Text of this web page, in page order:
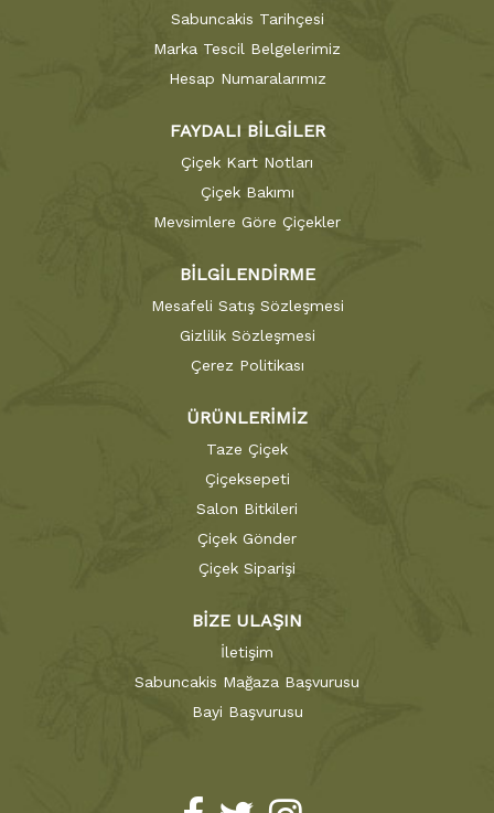
Sabuncakis Tarihçesi
Marka Tescil Belgelerimiz
Hesap Numaralarımız
FAYDALI BİLGİLER
Çiçek Kart Notları
Çiçek Bakımı
Mevsimlere Göre Çiçekler
BİLGİLENDİRME
Mesafeli Satış Sözleşmesi
Gizlilik Sözleşmesi
Çerez Politikası
ÜRÜNLERİMİZ
Taze Çiçek
Çiçeksepeti
Salon Bitkileri
Çiçek Gönder
Çiçek Siparişi
BİZE ULAŞIN
İletişim
Sabuncakis Mağaza Başvurusu
Bayi Başvurusu